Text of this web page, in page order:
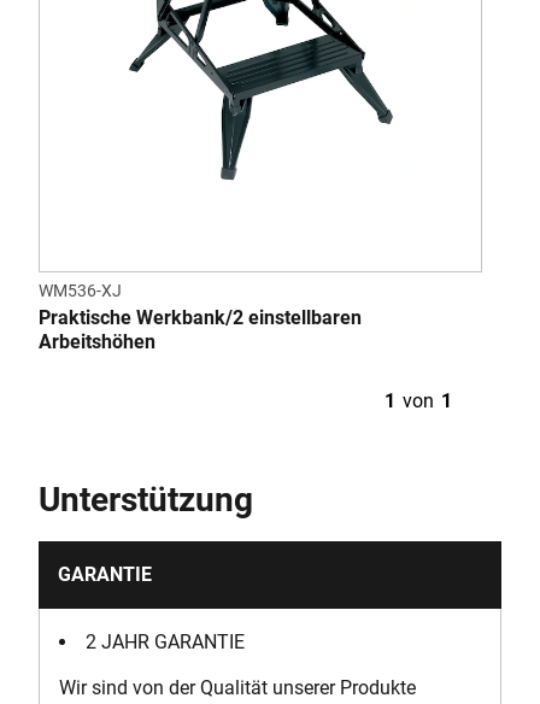
WM536-XJ
Praktische Werkbank/2 einstellbaren
Arbeitshöhen
1 von 1
Unterstützung
GARANTIE
2 JAHR GARANTIE
Wir sind von der Qualität unserer Produkte